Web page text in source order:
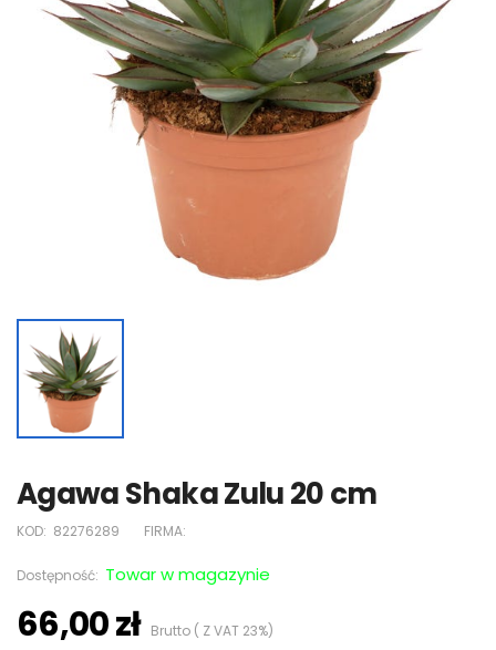
Agawa Shaka Zulu 20 cm
KOD: 82276289 FIRMA:
Dostępność: Towar w magazynie
66,00 złBrutto ( Z VAT 23%)